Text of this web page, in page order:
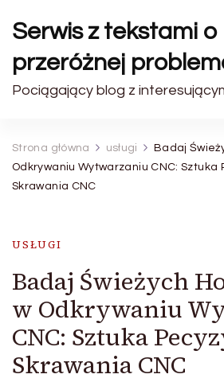
Serwis z tekstami o
przeróżnej
Pociągający blog z
Strona główna usługi
Badaj
Odkrywaniu Wytwarzaniu CNC: Sztuka
Skrawania CNC
USŁUGI
Badaj Świeżych
w Odkrywaniu
CNC: Sztuka
Skrawania CNC